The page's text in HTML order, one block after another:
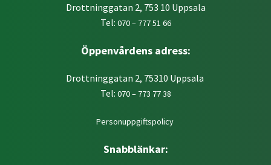
Drottninggatan 2, 753 10 Uppsala
Tel: 070 – 777 51 66
Öppenvårdens adress:
Drottninggatan 2, 75310 Uppsala
Tel: 070 – 773 77 38
Personuppgiftspolicy
Snabblänkar: